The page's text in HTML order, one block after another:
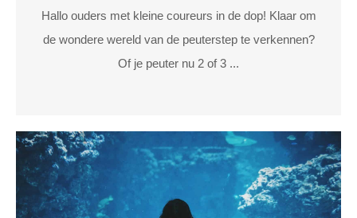
Hallo ouders met kleine coureurs in de dop! Klaar om
de wondere wereld van de peuterstep te verkennen?
Of je peuter nu 2 of 3 ...